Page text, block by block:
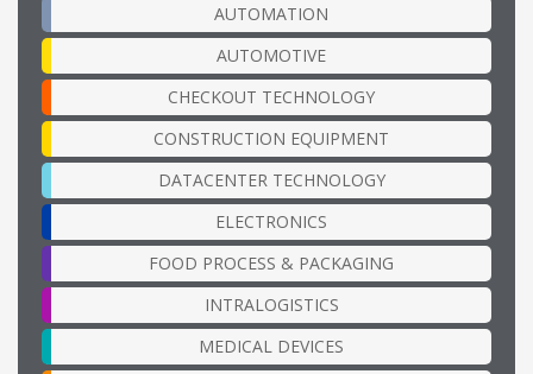
AUTOMATION
AUTOMOTIVE
CHECKOUT TECHNOLOGY
CONSTRUCTION EQUIPMENT
DATACENTER TECHNOLOGY
ELECTRONICS
FOOD PROCESS & PACKAGING
INTRALOGISTICS
MEDICAL DEVICES